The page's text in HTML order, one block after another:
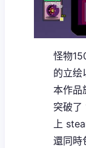
怪物
的立绘
本作品
突破了
上
還同時